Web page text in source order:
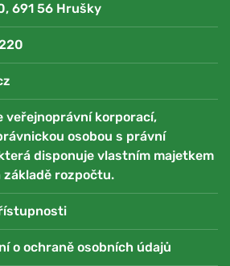
691 56 Hrušky
veřejnoprávní korporací,
osobou s právní
disponuje vlastním majetkem
základě rozpočtu.
o ochraně osobních údajů